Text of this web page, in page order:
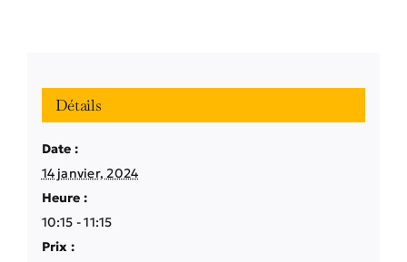
Détails
Date :
14 janvier, 2024
Heure :
10:15 - 11:15
Prix :